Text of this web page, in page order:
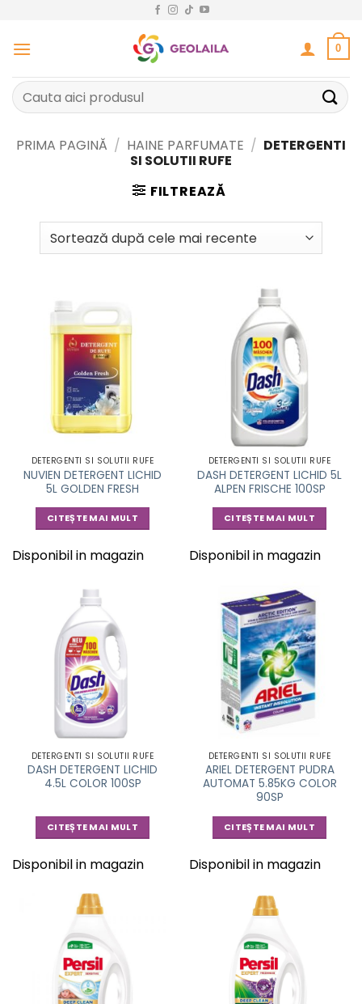
conținut
0
Caută
după:
PRIMA PAGINĂ / HAINE PARFUMATE / DETERGENTI
SI SOLUTII RUFE
FILTREAZĂ
DETERGENTI SI SOLUTII RUFE
NUVIEN DETERGENT LICHID
5L GOLDEN FRESH
CITEȘTE MAI MULT
Disponibil in magazin
DETERGENTI SI SOLUTII RUFE
DASH DETERGENT LICHID 5L
ALPEN FRISCHE 100SP
CITEȘTE MAI MULT
Disponibil in magazin
DETERGENTI SI SOLUTII RUFE
DASH DETERGENT LICHID
4.5L COLOR 100SP
CITEȘTE MAI MULT
Disponibil in magazin
DETERGENTI SI SOLUTII RUFE
ARIEL DETERGENT PUDRA
AUTOMAT 5.85KG COLOR
90SP
CITEȘTE MAI MULT
Disponibil in magazin